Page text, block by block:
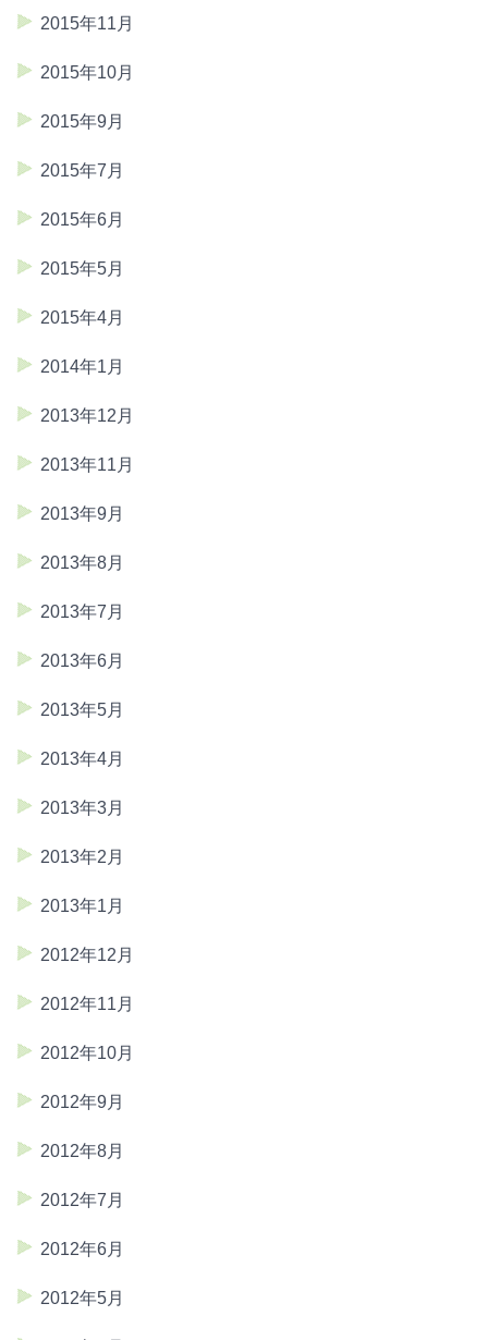
2015年11月
2015年10月
2015年9月
2015年7月
2015年6月
2015年5月
2015年4月
2014年1月
2013年12月
2013年11月
2013年9月
2013年8月
2013年7月
2013年6月
2013年5月
2013年4月
2013年3月
2013年2月
2013年1月
2012年12月
2012年11月
2012年10月
2012年9月
2012年8月
2012年7月
2012年6月
2012年5月